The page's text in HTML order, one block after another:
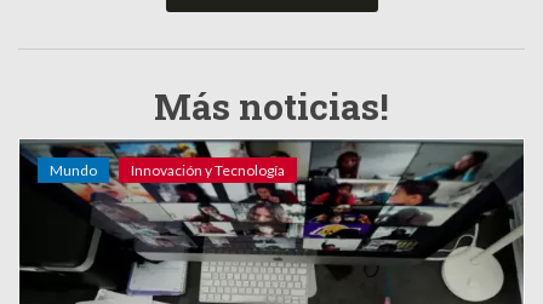
Más noticias!
Mundo Innovación y Tecnología